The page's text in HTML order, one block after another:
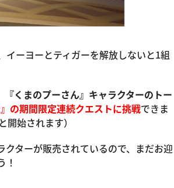
ーヨーとティガーを解放しないと1組
『くまのプーさん』キャラクターのトー
』の期間限定連続クエストに挑戦できま
始されます）
ターが販売されているので、まだお迎
！